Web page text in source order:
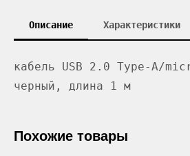
Описание Характеристики
кабель USB 2.0 Type-A/
черный, длина 1 м
Похожие товары